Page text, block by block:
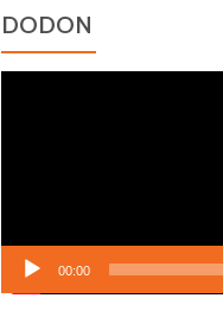
DODON
00:00